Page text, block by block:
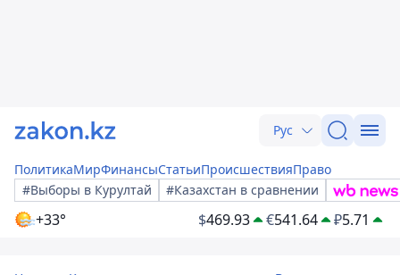
Рус
ПолитикаМирФинансыСтатьиПроисшествияПраво
#Выборы в Курултай
#Казахстан в сравнении
+33° $469.93 €541.64 ₽5.71